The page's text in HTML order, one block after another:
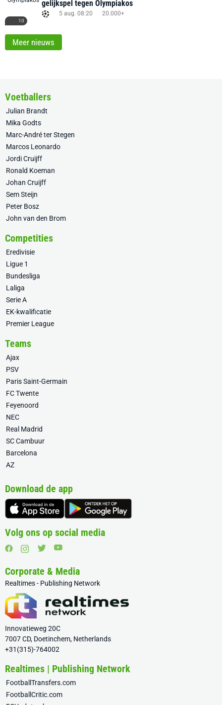
10
gelijkspel tegen Olympiakos
5 aug. 08:20 20.000+
Meer nieuws
Voetballers
Julian Brandt
Mika Godts
Marc-André ter Stegen
Marcos Leonardo
Jordi Cruijff
Ronald Koeman
Johan Cruijff
Sem Steijn
Peter Bosz
John van den Brom
Competities
Eredivisie
Ligue 1
Bundesliga
Laliga
Serie A
EK-kwalificatie
Premier League
Teams
Ajax
PSV
Paris Saint-Germain
FC Twente
Feyenoord
NEC
Real Madrid
SC Cambuur
Barcelona
AZ
Download de app
Volg ons op social media
Corporate & Media
Realtimes - Publishing Network
Innovatieweg 20C
7007 CD, Doetinchem, Netherlands
+31(315)-764002
Realtimes | Publishing Network
FootballTransfers.com
FootballCritic.com